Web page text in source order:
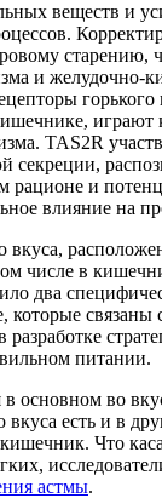
веществ и
старению,
и желудочно-
горького
играют
TAS2R
секреции,
рационе и
влияние на
вкуса,
числе в
два
которые связаны
питании.
в основном во
вкуса есть и в
Что
астмы.